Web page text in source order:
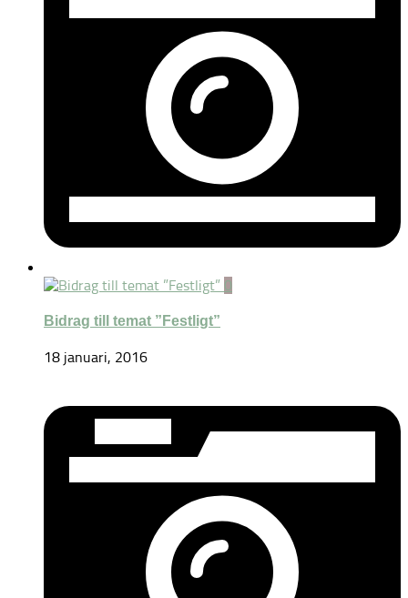
0
Bidrag till temat ”Festligt”
18 januari, 2016